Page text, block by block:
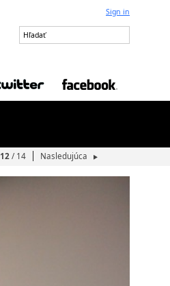
Sign in
12 / 14 Nasledujúca